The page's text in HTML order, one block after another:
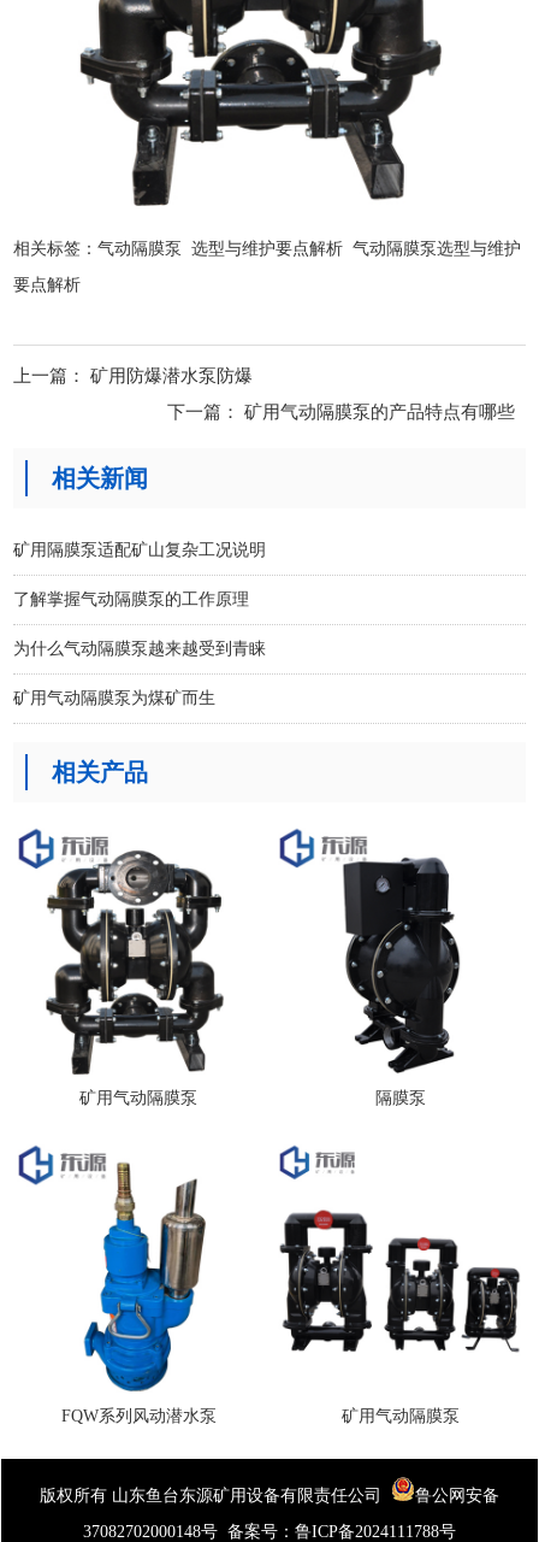
相关标签： 气动隔膜泵 选型与维护要点解析 气动隔膜泵选型与维护
要点解析
上一篇： 矿用防爆潜水泵防爆
下一篇：矿用气动隔膜泵的产品特点有哪些
相关新闻
矿用隔膜泵适配矿山复杂工况说明
了解掌握气动隔膜泵的工作原理
为什么气动隔膜泵越来越受到青睐
矿用气动隔膜泵为煤矿而生
相关产品
矿用气动隔膜泵 隔膜泵
FQW系列风动潜水泵 矿用气动隔膜泵
版权所有 山东鱼台东源矿用设备有限责任公司
鲁公网安备
37082702000148号 备案号： 鲁ICP备2024111788号